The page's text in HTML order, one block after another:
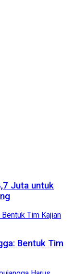
Juta untuk
Bentuk Tim